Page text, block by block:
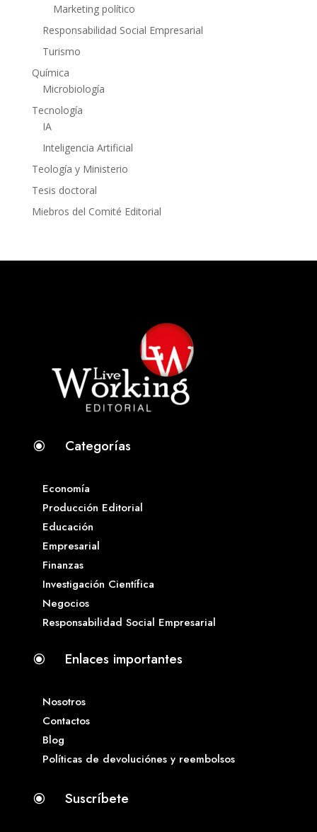
Marketing político
Responsabilidad Social Empresarial
Turismo
Química
Microbiología
Tecnología
IA
Inteligencia Artificial
Teología y Ministerio
Tesis doctoral
Miebros del Comité Editorial
\ Categorías
Economía
Producción Editorial
Educación
Empresarial
Finanzas
Investigación Científica
Negocios
Responsabilidad Social Empresarial
\ Enlaces importantes
Nosotros
Contactos
Blog
Políticas de devoluciónes y reembolsos
\ Suscríbete